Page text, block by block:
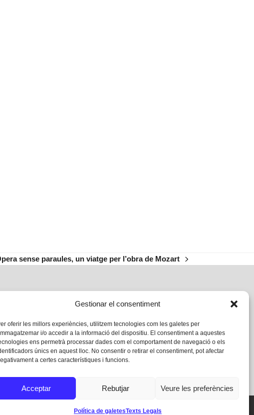
Gestionar el consentiment
oferir les millors experiències, utilitzem tecnologies com les galetes per
i/o accedir a la informació del dispositiu. El consentiment a aquestes
ens permetrà processar dades com el comportament de navegació o els
únics en aquest lloc. No consentir o retirar el consentiment, pot afectar
a certes característiques i funcions.
Acceptar Rebutjar Veure les preferències
Política de galetesTexts Legals
sense paraules, un viatge per l’obra de Mozart